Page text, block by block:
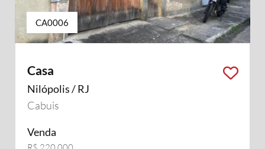
CA0006
Casa
Nilópolis / RJ
Cabuis
Venda